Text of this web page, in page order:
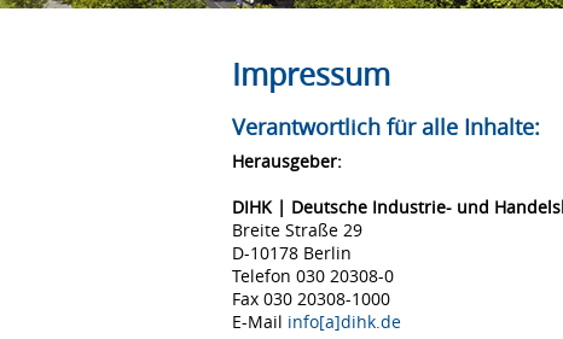
Impressum
Verantwortlich für alle Inhalte:
Herausgeber:
DIHK | Deutsche Industrie- und
Breite Straße 29
D-10178 Berlin
Telefon 030 20308-0
Fax 030 20308-1000
E-Mail info[a]dihk.de